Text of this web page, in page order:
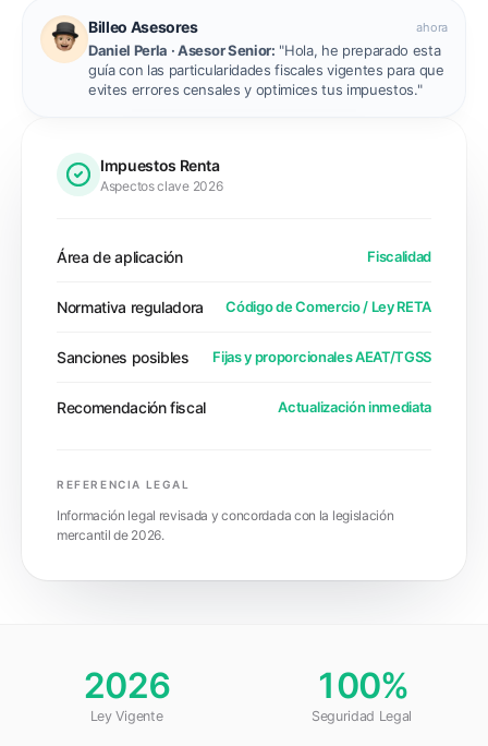
Billeo Asesores ahora
Daniel Perla · Asesor Senior: "Hola, he preparado esta
guía con las particularidades fiscales vigentes para que
evites errores censales y optimices tus impuestos."
Impuestos Renta
Aspectos clave 2026
Área de aplicación Fiscalidad
Normativa reguladora Código de Comercio / Ley RETA
Sanciones posibles Fijas y proporcionales AEAT/TGSS
Recomendación fiscal Actualización inmediata
REFERENCIA LEGAL
Información legal revisada y concordada con la legislación
mercantil de 2026.
2026
Ley Vigente
100%
Seguridad Legal